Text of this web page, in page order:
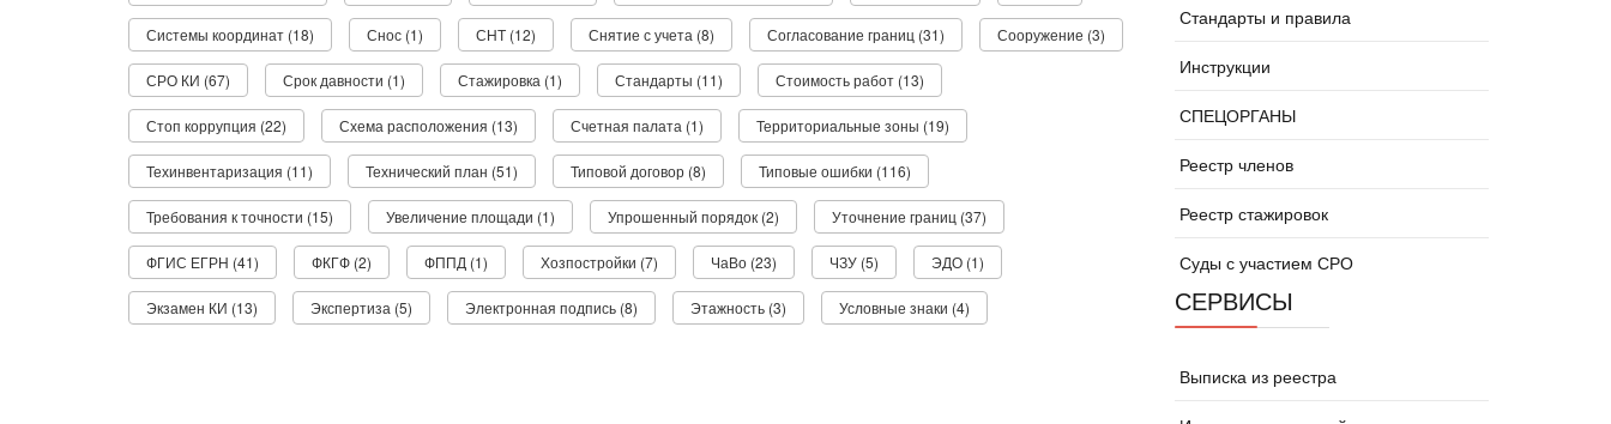
Системы координат (18) Снос (1) СНТ (12) Снятие с учета (8) Согласование границ (31) Сооружение (3)
СРО КИ (67) Срок давности (1) Стажировка (1) Стандарты (11) Стоимость работ (13)
Стоп коррупция (22) Схема расположения (13) Счетная палата (1) Территориальные зоны (19)
Техинвентаризация (11) Технический план (51) Типовой договор (8) Типовые ошибки (116)
Требования к точности (15) Увеличение площади (1) Упрошенный порядок (2) Уточнение границ (37)
ФГИС ЕГРН (41) ФКГФ (2) ФППД (1) Хозпостройки (7) ЧаВо (23) ЧЗУ (5) ЭДО (1)
Экзамен КИ (13) Экспертиза (5) Электронная подпись (8) Этажность (3) Условные знаки (4)
Стандарты и правила
Инструкции
СПЕЦОРГАНЫ
Реестр членов
Реестр стажировок
Суды с участием СРО
СЕРВИСЫ
Выписка из реестра